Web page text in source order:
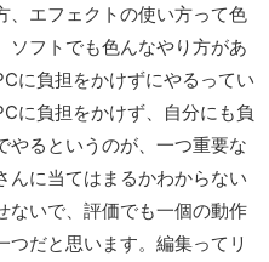
、エフェクトの使い方って色
ソフトでも色んなやり方があ
に負担をかけずにやるってい
に負担をかけず、自分にも負
やるというのが、一つ重要な
んに当てはまるかわからない
ないで、評価でも一個の動作
だと思います。編集ってリ